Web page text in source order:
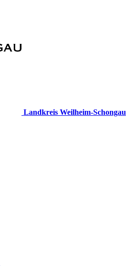
Landkreis Weilheim-Schongau